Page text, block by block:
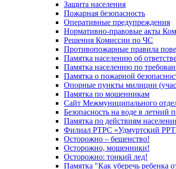
Защита населения
Пожарная безопасность
Оперативные предупреждения
Нормативно-правовые акты
Решения Комиссии по ЧС
Противопожарные правила
Памятка населению об
Памятка населению по
Памятка о пожарной
Опорные пункты милиции
Памятка по мошенникам
Сайт Межмуниципального
Безопасность на воде в летний
Памятка по действиям
Филиал РТРС «Удмуртский
Осторожно – бешенство!
Осторожно, мошенники!
Осторожно: тонкий лед!
Памятка "Как уберечь ребенка